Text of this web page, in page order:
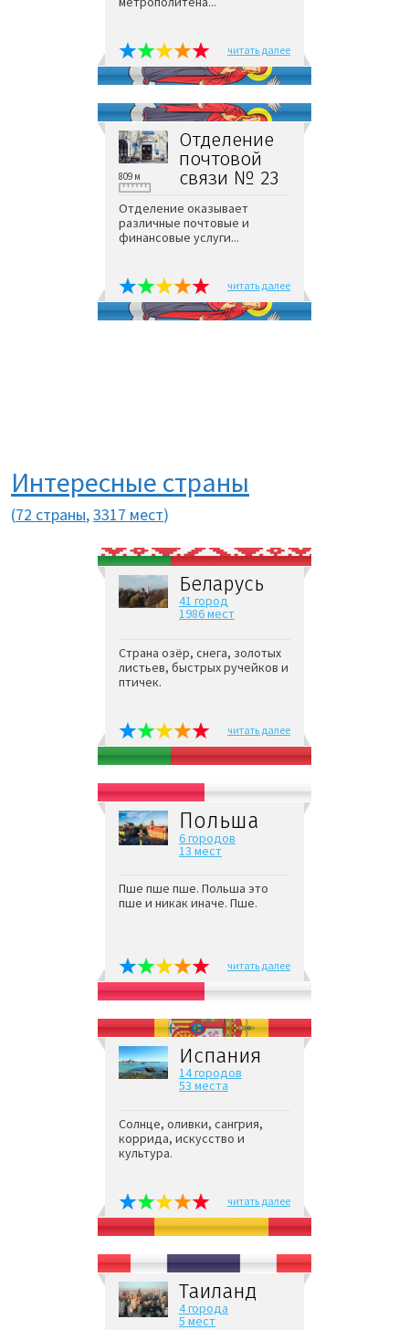
читать далее
Отделение
почтовой
связи № 23
809 м
Отделение оказывает
различные почтовые и
финансовые услуги...
читать далее
Интересные страны
(72 страны,3317 мест)
Беларусь
41 город
1986 мест
Страна озёр, снега, золотых
листьев, быстрых ручейков и
птичек.
читать далее
Польша
6 городов
13 мест
Пше пше пше. Польша это
пше и никак иначе. Пше.
читать далее
Испания
14 городов
53 места
Солнце, оливки, сангрия,
коррида, искусство и
культура.
читать далее
Таиланд
4 города
5 мест